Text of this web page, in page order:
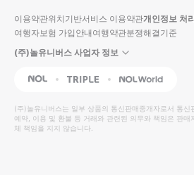
이용약관위치기반서비스 이용약관개인정보 처
여행자보험 가입안내여행약관분쟁해결기준
(주)놀유니버스 사업자 정보
NOL Triple Interpark Global
(주)놀유니버스는 일부 상품의 통신판매중개자로서 통
예약, 이용 및 환불 등 거래와 관련된 의무와 책임은 판매
체 책임을 지지 않습니다.